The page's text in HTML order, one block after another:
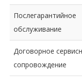
Послегарантийное
обслуживание
Договорное
сопровождение